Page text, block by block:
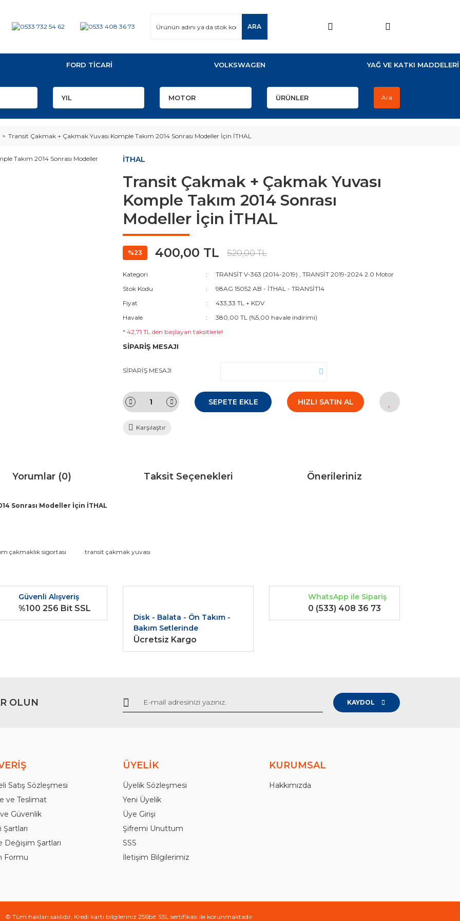
ARA
FORD TİCARİ VOLKSWAGEN YAĞ VE KATKI MADDELERİ
Ara
Transit Çakmak + Çakmak Yuvası Komple Takım 2014 Sonrası Modeller İçin İTHAL
İTHAL
Transit Çakmak + Çakmak Yuvası
Komple Takım 2014 Sonrası
Modeller İçin İTHAL
%23 400,00 TL 520,00 TL
Kategori TRANSİT V-363 (2014-2019) , TRANSİT 2019-2024 2.0 Motor
Stok Kodu
98AG 15052 AB - İTHAL - TRANSİT14
Fiyat
433,33 TL + KDV
Havale
380,00 TL (%5,00 havale indirimi)
* 42,71 TL den başlayan taksitlerle!
SİPARİŞ MESAJI
SİPARİŞ MESAJI
SEPETE EKLE HIZLI SATIN AL
Karşılaştır
Yorumlar (0) Taksit Seçenekleri Önerileriniz
Sonrası Modeller İçin İTHAL
diğer konularda yetersiz gördüğünüz noktaları öneri formunu kullanarak tarafımıza iletebilirsiniz.
Gönder
çakmaklık sigortası transit çakmak yuvası
Güvenli Alışveriş
%100 256 Bit SSL
Disk - Balata - Ön Takım -
Bakım Setlerinde
Ücretsiz Kargo
WhatsApp ile Sipariş
0 (533) 408 36 73
OLUN KAYDOL
Satış Sözleşmesi
ve Teslimat
Güvenlik
Şartları
Değişim Şartları
Formu
ÜYELİK
Üyelik Sözleşmesi
Yeni Üyelik
Üye Girişi
Şifremi Unuttum
SSS
İletişim Bilgilerimiz
KURUMSAL
Hakkımızda
© Tüm hakları saklıdır. Kredi kartı bilgileriniz 256bit SSL sertifikası ile korunmaktadır.